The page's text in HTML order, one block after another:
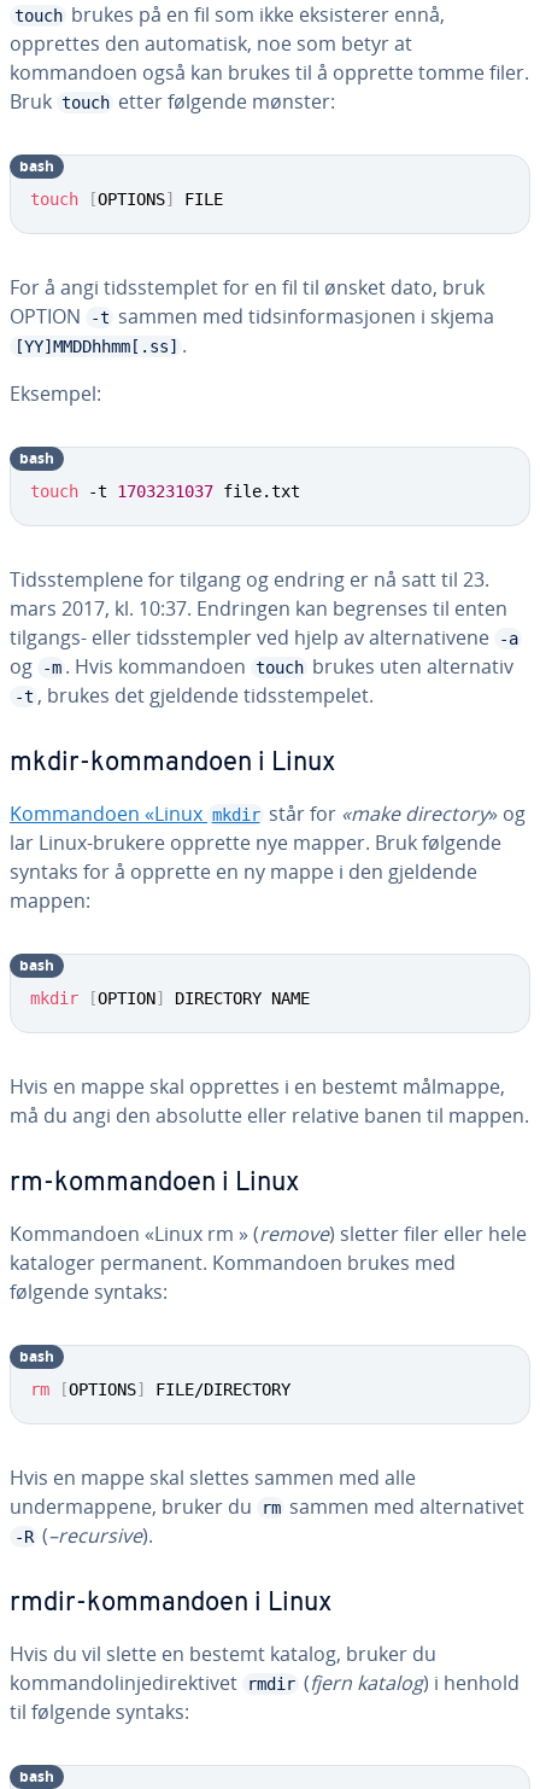
touch brukes på en fil som ikke eksisterer ennå,
opprettes den automatisk, noe som betyr at
kommandoen også kan brukes til å opprette tomme filer.
Bruk touch etter følgende mønster:
touch [OPTIONS] FILE
bash
For å angi tidsstemplet for en fil til ønsket dato, bruk
OPTION
-t sammen med tidsinformasjonen i skjema
[YY]MMDDhhmm[.ss] .
Eksempel:
touch -t 1703231037 file.txt
bash
Tidsstemplene for tilgang og endring er nå satt til 23.
mars 2017, kl. 10:37. Endringen kan begrenses til enten
tilgangs- eller tidsstempler ved hjelp av alternativene
-a
og -m . Hvis kommandoen touch brukes uten alternativ
-t , brukes det gjeldende tidsstempelet.
mkdir-kommandoen i Linux
Kommandoen «Linux mkdir står for «make directory» og
lar Linux-brukere opprette nye mapper. Bruk følgende
syntaks for å opprette en ny mappe i den gjeldende
mappen:
mkdir [OPTION] DIRECTORY NAME
bash
Hvis en mappe skal opprettes i en bestemt målmappe,
må du angi den absolutte eller relative banen til mappen.
rm-kommandoen i Linux
Kommandoen «Linux rm » (remove) sletter filer eller hele
kataloger permanent. Kommandoen brukes med
følgende syntaks:
rm [OPTIONS] FILE/DIRECTORY
bash
Hvis en mappe skal slettes sammen med alle
undermappene, bruker du
rm sammen med alternativet
-R (–recursive).
rmdir-kommandoen i Linux
Hvis du vil slette en bestemt katalog, bruker du
kommandolinjedirektivet
rmdir (fjern katalog) i henhold
til følgende syntaks:
bash